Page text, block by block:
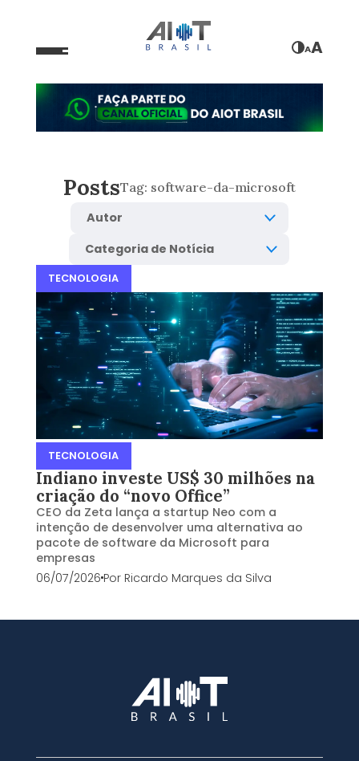
AA
PostsTag: software-da-microsoft
TECNOLOGIA
TECNOLOGIA
Indiano investe US$ 30 milhões na
criação do “novo Office”
CEO da Zeta lança a startup Neo com a
intenção de desenvolver uma alternativa ao
pacote de software da Microsoft para
empresas
06/07/2026Por Ricardo Marques da Silva